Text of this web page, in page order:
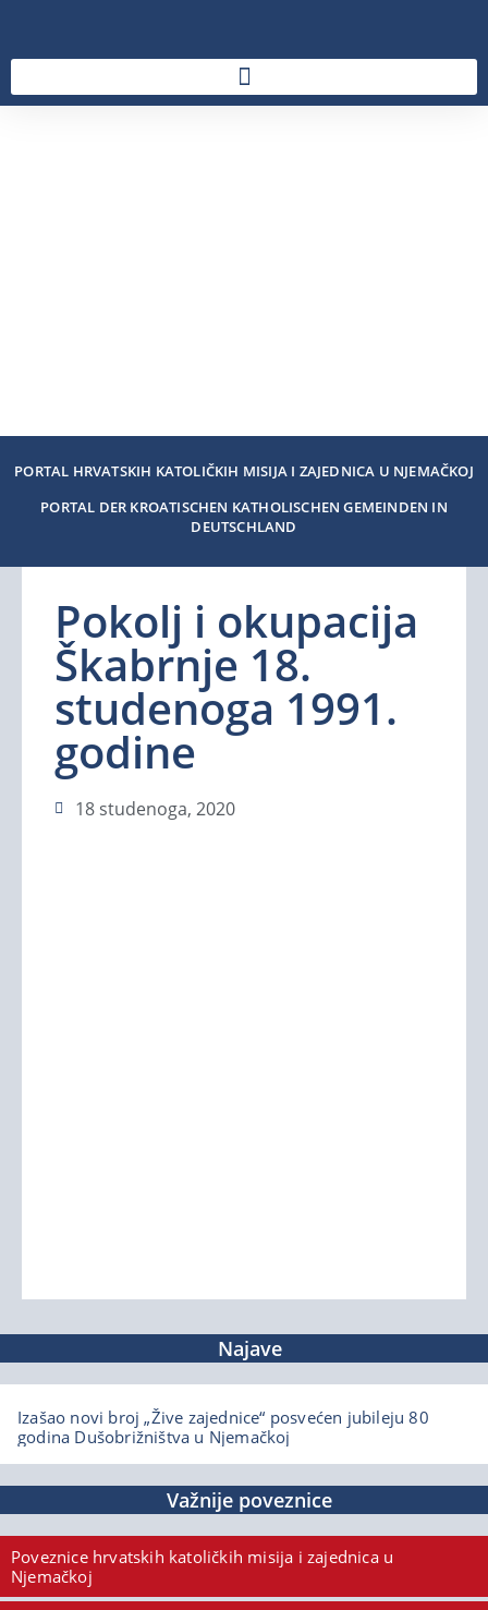
PORTAL HRVATSKIH KATOLIČKIH MISIJA I ZAJEDNICA U NJEMAČKOJ
PORTAL DER KROATISCHEN KATHOLISCHEN GEMEINDEN IN
DEUTSCHLAND
Pokolj i okupacija
Škabrnje 18.
studenoga 1991.
godine
18 studenoga, 2020
Najave
Izašao novi broj „Žive zajednice“ posvećen jubileju 80
godina Dušobrižništva u Njemačkoj
Važnije poveznice
Poveznice hrvatskih katoličkih misija i zajednica u
Njemačkoj